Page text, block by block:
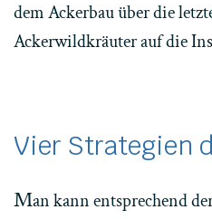
dem Ackerbau über die
Ackerwildkräuter auf die
Vier Strategien
Man kann entsprechend